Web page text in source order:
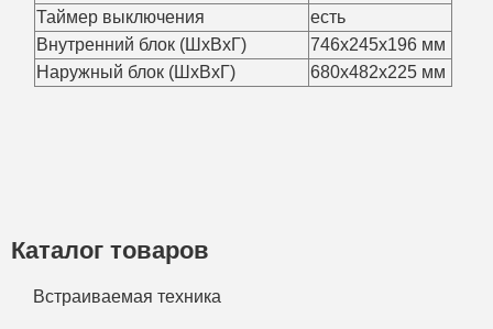
Таймер выключения
есть
Внутренний блок (ШxВxГ)
746x245x196 мм
Наружный блок (ШxВxГ)
680x482x225 мм
Каталог товаров
Встраиваемая техника